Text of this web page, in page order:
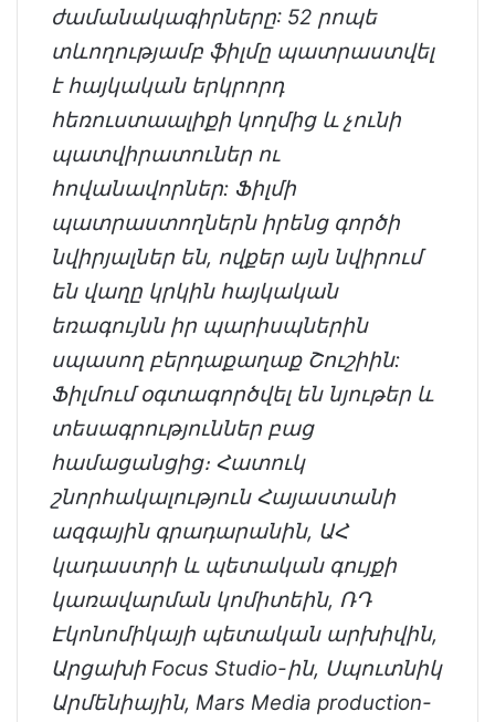
ժամանակագիրները: 52 րոպե
տևողությամբ ֆիլմը պատրաստվել
է հայկական երկրորդ
հեռուստաալիքի կողմից և չունի
պատվիրատուներ ու
հովանավորներ: Ֆիլմի
պատրաստողներն իրենց գործի
նվիրյալներ են, ովքեր այն նվիրում
են վաղը կրկին հայկական
եռագույնն իր պարիսպներին
սպասող բերդաքաղաք Շուշիին:
Ֆիլմում օգտագործվել են նյութեր և
տեսագրություններ բաց
համացանցից։ Հատուկ
շնորհակալություն Հայաստանի
ազգային գրադարանին, ԱՀ
կադաստրի և պետական գույքի
կառավարման կոմիտեին, ՌԴ
Էկոնոմիկայի պետական արխիվին,
Արցախի Focus Studio-ին, Սպուտնիկ
Արմենիային, Mars Media production-